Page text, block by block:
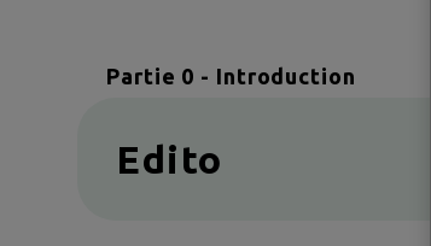
Partie 0 - Introduction
Edito